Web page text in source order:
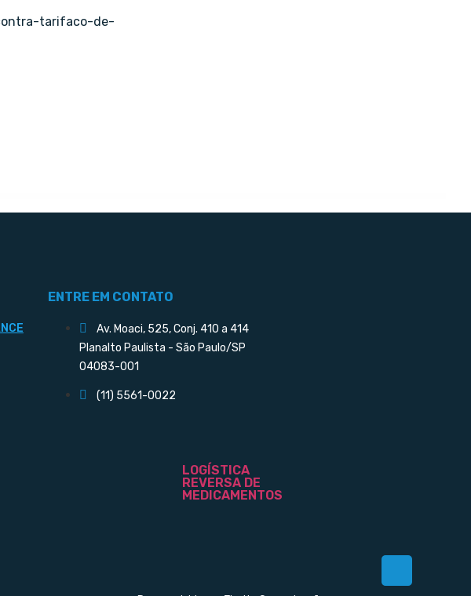
tarifaco-de-
ENTRE EM CONTATO
Av. Moaci, 525, Conj. 410 a 414
Planalto Paulista - São Paulo/SP
04083-001
(11) 5561-0022
LOGÍSTICA
REVERSA DE
MEDICAMENTOS